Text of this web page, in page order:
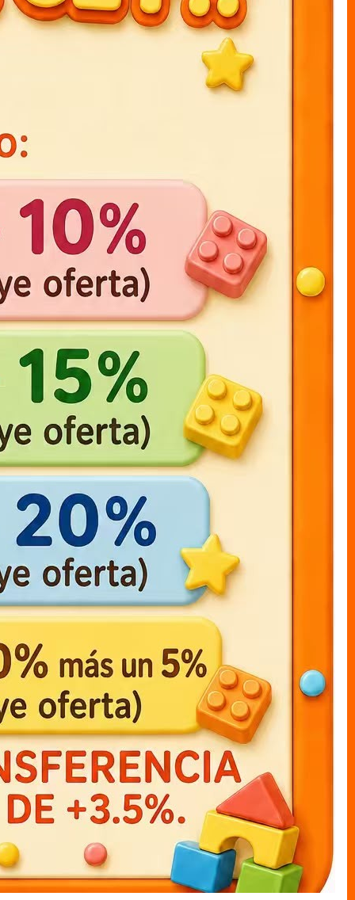
Agendas 3D K-POP 15x21cm
one piece LUFFY bolsa 17cm
MUNECO S/CAJAS bolsa
muneco bolsal LUFFY x1
20cm
MUNECO S/CAJAS bolsa
muneco cajas LUFFY c/capa
MUNECO C/CAJAS
muneco cajas mi heroe
academia katsuki12cm
MUNECO C/CAJAS